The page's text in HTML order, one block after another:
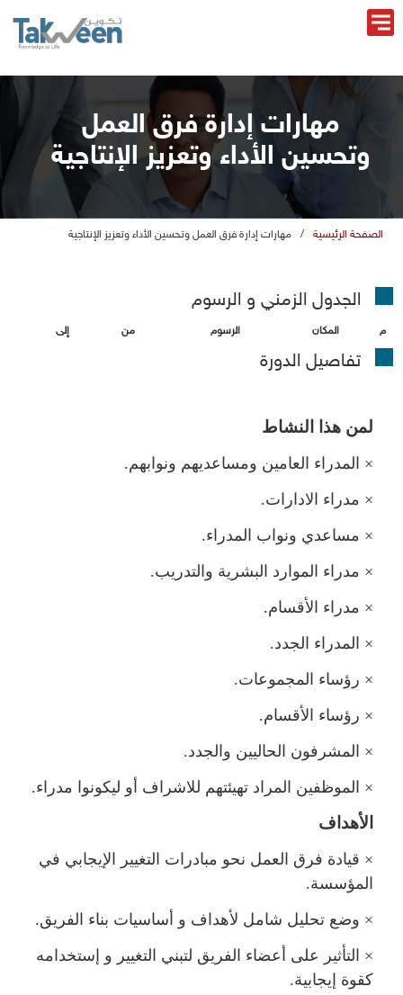
هارات إدارة فرق الع
وتحسين الأداء وتعزيز الإنتاجية
الصفحة الرئيسية / هارات إدارة فرق العمل وتحسين الأداء وتعزيز الإنتاجية
الجدول الزمني و الرسو
المكان الرسو ن إلى
تفاصيل الدورة
ن هذا النشاط
× المدراء العامين ومساعديهم ونوابهم.
× دراء الادارات.
× ساعدي ونواب المدراء.
× دراء الموارد البشرية والتدريب.
× دراء الأقسام.
× المدراء الجدد.
× رؤساء المجموعات.
× رؤساء الأقسام.
× المشرفون الحاليين والجدد.
× الموظفين المراد تهيئتهم للاشراف أو ليكونوا مدراء.
الأهداف
× قيادة فرق العمل نحو مبادرات التغيير الإيجابي في
المؤسسة.
× وضع تحليل شامل لأهداف و أساسيات بناء الفريق.
× التأثير على أعضاء الفريق لتبني التغيير و إستخدامه
كقوة إيجابية.